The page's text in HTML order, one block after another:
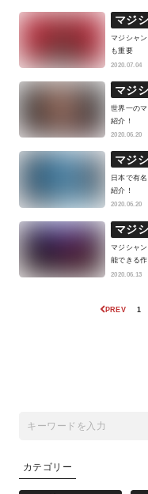
マジ
マジシャ
も重要
2020.07.04
マジ
世界一の
紹介！
2020.06.20
マジ
日本で有
紹介！
2020.06.20
マジ
マジシャ
能できる
2020.06.13
PREV 1
カテゴリー